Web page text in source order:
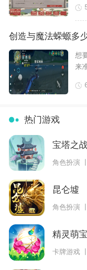
创造与魔法蝾螈多
想
来
热门游戏
宝塔之
角色扮演
昆仑墟
角色扮演
精灵萌
卡牌游戏